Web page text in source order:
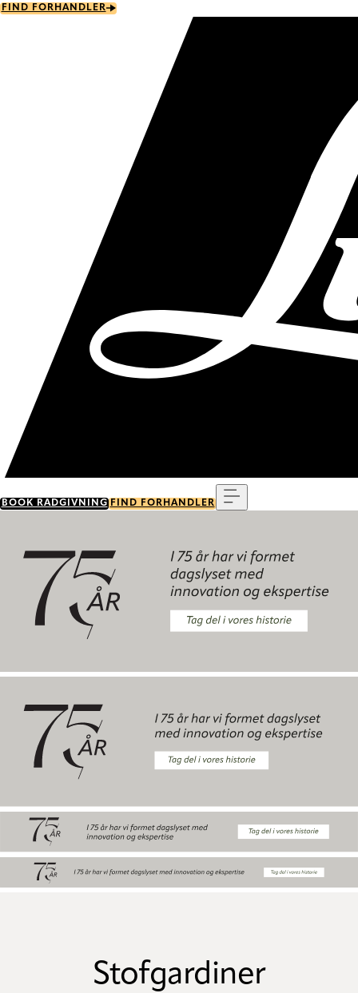
Skip
FIND FORHANDLER
BOOK RÅDGIVNING FIND FORHANDLER
Stofgardiner